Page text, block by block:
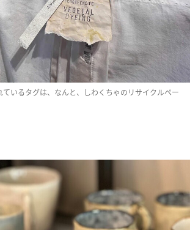
ているタグは、なんと、しわくちゃのリサイクルペー